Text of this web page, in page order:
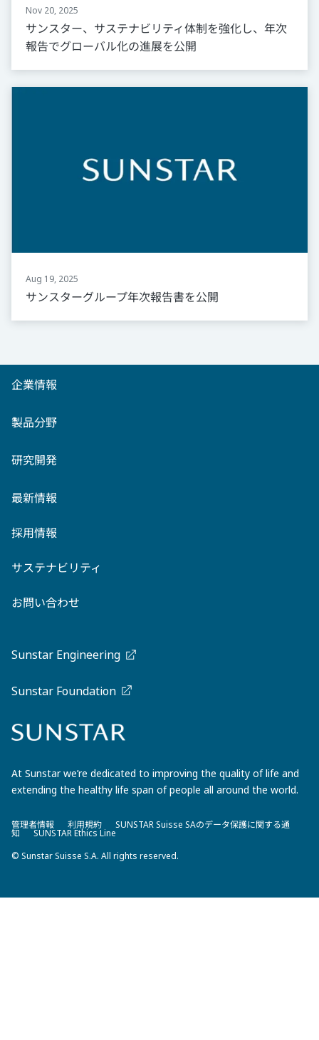
Nov 20, 2025
サンスター、サステナビリティ体制を強化し、年次
報告でグローバル化の進展を公開
Aug 19, 2025
サンスターグループ年次報告書を公開
企業情報
製品分野
研究開発
最新情報
採用情報
サステナビリティ
お問い合わせ
Sunstar Engineering
Sunstar Foundation
At Sunstar we’re dedicated to improving the quality of life and
extending the healthy life span of people all around the world.
管理者情報 利用規約 SUNSTAR Suisse SAのデータ保護に関する通
知
SUNSTAR Ethics Line
© Sunstar Suisse S.A. All rights reserved.